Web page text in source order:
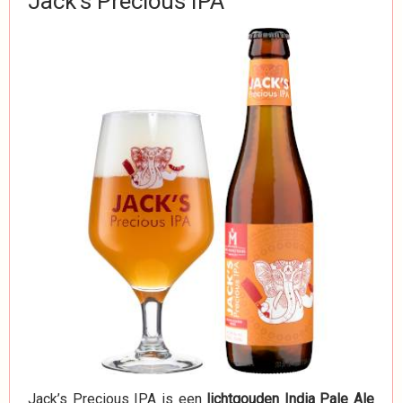
Jack’s Precious IPA is een lichtgouden India Pale Ale